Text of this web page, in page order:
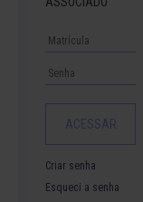
Criar senha
Esqueci a senha